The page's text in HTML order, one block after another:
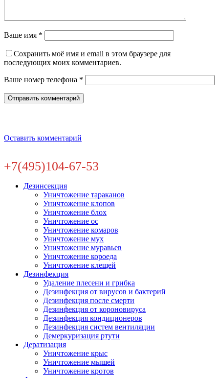
Ваше имя *
Сохранить моё имя и email в этом браузере для
последующих моих комментариев.
Ваше номер телефона *
Оставить комментарий
+7(495)104-67-53
Дезинсекция
Уничтожение тараканов
Уничтожение клопов
Уничтожение блох
Уничтожение ос
Уничтожение комаров
Уничтожение мух
Уничтожение муравьев
Уничтожение короеда
Уничтожение клещей
Дезинфекция
Удаление плесени и грибка
Дезинфекция от вирусов и бактерий
Дезинфекция после смерти
Дезинфекция от короновируса
Дезинфекция кондиционеров
Дезинфекция систем вентиляции
Демеркуризация ртути
Дератизация
Уничтожение крыс
Уничтожение мышей
Уничтожение кротов